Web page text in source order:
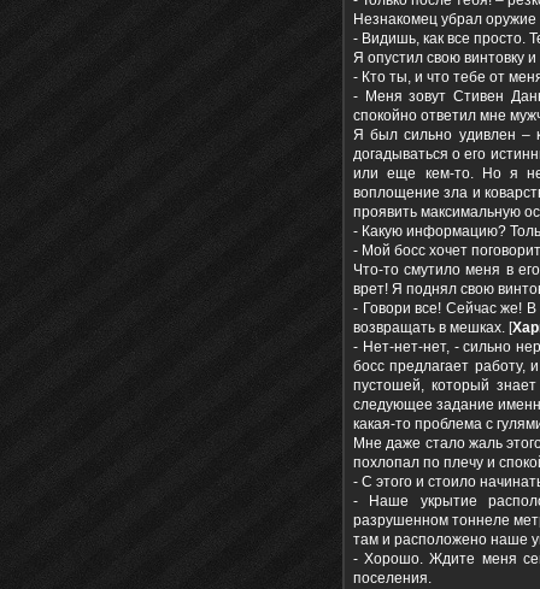
Незнакомец убрал оружие
- Видишь, как все просто.
Я опустил свою винтовку
- Кто ты, и что тебе от
- Меня зовут Стивен
спокойно ответил мне
Я был сильно удивлен –
догадываться о его
или еще кем-то. Но я
воплощение зла и
проявить максимальную
- Какую информацию?
- Мой босс хочет
Что-то смутило меня в
врет! Я поднял свою
- Говори все! Сейчас же! В
возвращать в мешках. [
- Нет-нет-нет, - сильно
босс предлагает работу,
пустошей, который
следующее задание
какая-то проблема с
Мне даже стало жаль
похлопал по плечу и
- С этого и стоило
- Наше укрытие
разрушенном тоннеле
там и расположено наше
- Хорошо. Ждите меня
поселения.